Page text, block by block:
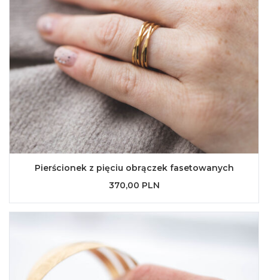
Pierścionek z pięciu obrączek fasetowanych
370,00 PLN